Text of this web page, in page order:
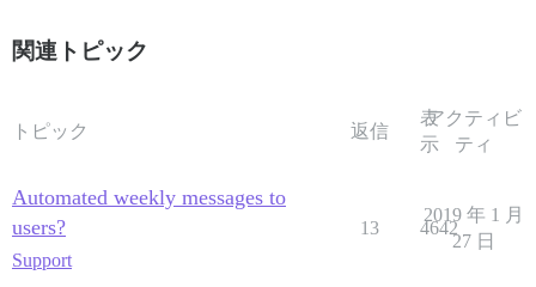
関連トピック
トピック 返信
表
示
アクティビ
ティ
Automated weekly messages to
users?
Support
13 4642
2019 年 1 月
27 日